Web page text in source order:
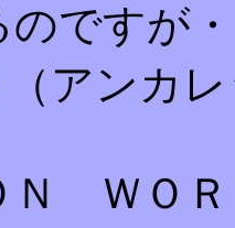
のですが
アンカレ
Ｎ ＷＯＲ